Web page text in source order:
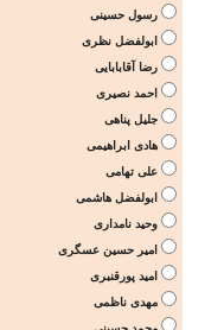
رسول حسینی
ابولفضل نظری
رضا آقابابایی
احمد نصیری
جلیل پناهی
هادی ابراهیمی
علی تهامی
ابولفضل هاشمی
وحید نامداری
امیر حسین عسگری
امید پورقنبری
مهدی ناظمی